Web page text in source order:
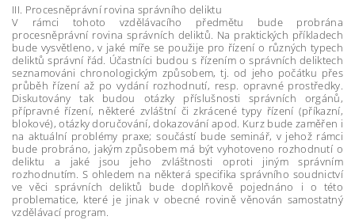
III. Procesněprávní rovina správního deliktu
V rámci tohoto vzdělávacího předmětu bude probrána
procesněprávní rovina správních deliktů. Na praktických příkladech
bude vysvětleno, v jaké míře se použije pro řízení o různých typech
deliktů správní řád. Účastníci budou s řízením o správních deliktech
seznamováni chronologickým způsobem, tj. od jeho počátku přes
průběh řízení až po vydání rozhodnutí, resp. opravné prostředky.
Diskutovány tak budou otázky příslušnosti správních orgánů,
přípravné řízení, některé zvláštní či zkrácené typy řízení (příkazní,
blokové), otázky doručování, dokazování apod. Kurz bude zaměřen i
na aktuální problémy praxe; součástí bude seminář, v jehož rámci
bude probráno, jakým způsobem má být vyhotoveno rozhodnutí o
deliktu a jaké jsou jeho zvláštnosti oproti jiným správním
rozhodnutím. S ohledem na některá specifika správního soudnictví
ve věci správních deliktů bude doplňkově pojednáno i o této
problematice, které je jinak v obecné rovině věnován samostatný
vzdělávací program.